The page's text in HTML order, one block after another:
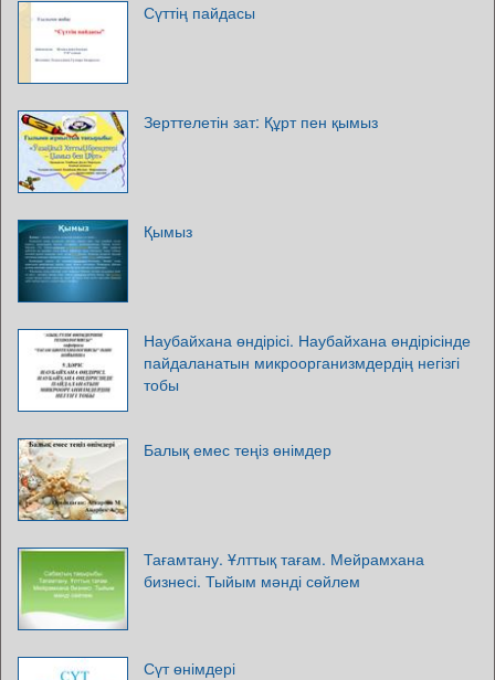
Сүттің пайдасы
Зерттелетін зат: Құрт пен қымыз
Қымыз
Наубайхана өндірісі. Наубайхана өндірісінде
пайдаланатын микроорганизмдердің негізгі
тобы
Балық емес теңіз өнімдер
Тағамтану. Ұлттық тағам. Мейрамхана
бизнесі. Тыйым мәнді сөйлем
Сүт өнімдері